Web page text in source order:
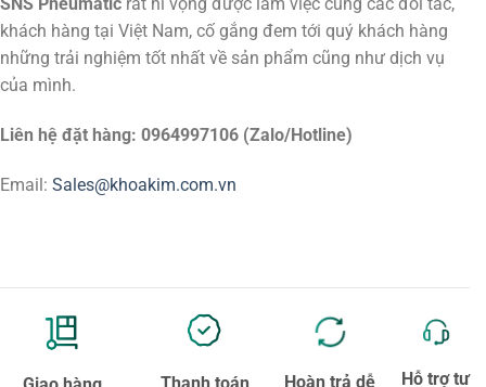
khách hàng tại Việt Nam, cố gắng đem tới quý khách hàng
những trải nghiệm tốt nhất về sản phẩm cũng như dịch vụ
của mình.
Liên hệ đặt hàng: 0964997106 (Zalo/Hotline)
Email: Sales@khoakim.com.vn
Hoàn trả dễ
Hỗ trợ tư